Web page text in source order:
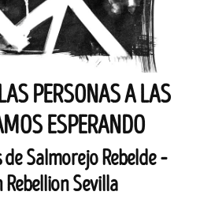
PERSONAS A LAS
ESPERANDO
Salmorejo Rebelde –
Sevilla